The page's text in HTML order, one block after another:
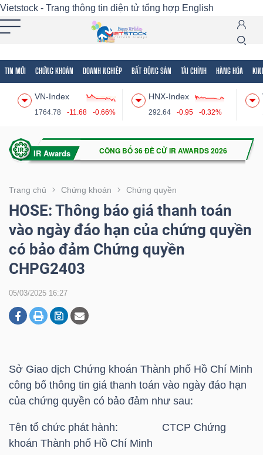
Vietstock - Trang thông tin điện tử tổng hợp English
TIN MỚI CHỨNG KHOÁN DOANH NGHIỆP BẤT ĐỘNG SẢN TÀI CHÍNH HÀNG HÓA
VN-Index
1764.78 -11.68 -0.66%
HNX-Index
292.64 -0.95 -0.32%
Trang chủ Chứng khoán Chứng quyền
HOSE: Thông báo giá thanh toán
vào ngày đáo hạn của chứng quyền
có bảo đảm Chứng quyền
CHPG2403
05/03/2025 16:27
Sở Giao dịch Chứng khoán Thành phố Hồ Chí Minh
công bố thông tin giá thanh toán vào ngày đáo hạn
của chứng quyền có bảo đảm như sau:
Tên tổ chức phát hành: CTCP Chứng
khoán Thành phố Hồ Chí Minh
Tất cả Tính năng Ngành Mã chứng khoán
Tính
(-)
VIETSTOCK
CHỨNG
KHOÁN
NGHIỆP
BẤT
ĐỘNG
SẢN